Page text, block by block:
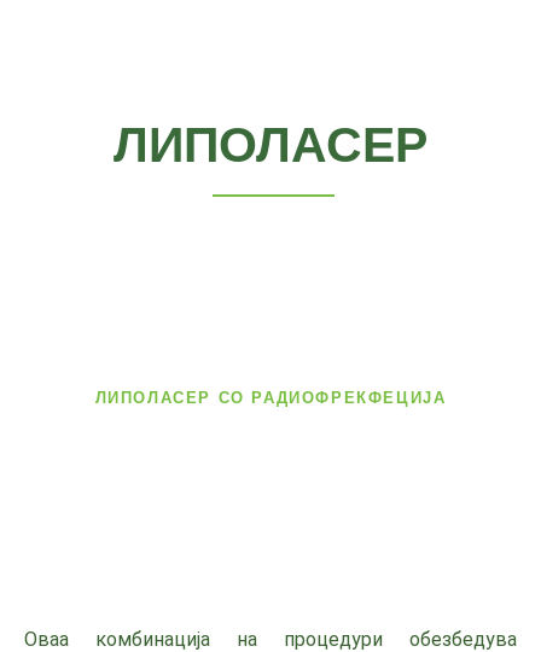
ЛИПОЛАСЕР
ЛИПОЛАСЕР СО РАДИОФРЕКФЕЦИЈА
Оваа комбинација на процедури обезбедува